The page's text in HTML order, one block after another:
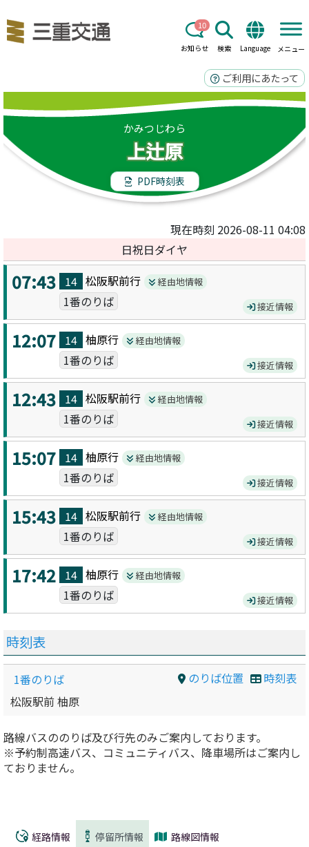
お知らせ
10
検索 Language メニュー
ご利用にあたって
かみつじわら
上辻原
PDF時刻表
現在時刻 2026-08-11 04:08
日祝日ダイヤ
07:43 14 松阪駅前行 経由地情報
1番のりば 接近情報
12:07 14 柚原行 経由地情報
1番のりば 接近情報
12:43 14 松阪駅前行 経由地情報
1番のりば 接近情報
15:07 14 柚原行 経由地情報
1番のりば 接近情報
15:43 14 松阪駅前行 経由地情報
1番のりば 接近情報
17:42 14 柚原行 経由地情報
1番のりば 接近情報
時刻表
のりば位置 時刻表
1番のりば
松阪駅前 柚原
路線バスののりば及び行先のみご案内しております。
※予約制高速バス、コミュニティバス、降車場所はご案内し
ておりません。
経路情報 停留所情報 路線図情報